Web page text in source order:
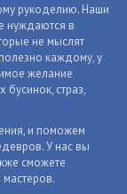
рукоделию. Наши
нуждаются в
не мыслят
каждому, у
желание
бусинок, страз,
и поможем
У нас вы
сможете